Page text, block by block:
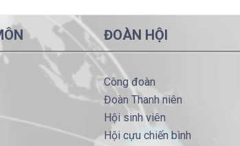
ĐOÀN HỘI
Công đoàn
Đoàn Thanh niên
Hội sinh viên
Hội cựu chiến bình